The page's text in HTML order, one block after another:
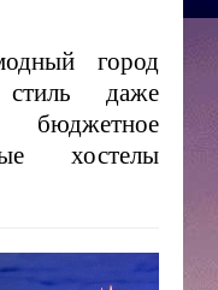
город
даже
бюджетное
хостелы